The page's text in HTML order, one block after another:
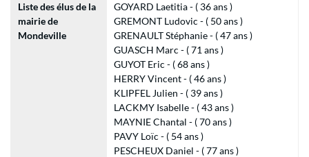
Liste des élus de la
mairie de
Mondeville
GOYARD Laetitia - ( 36 ans )
GREMONT Ludovic - ( 50 ans )
GRENAULT Stéphanie - ( 47 ans )
GUASCH Marc - ( 71 ans )
GUYOT Eric - ( 68 ans )
HERRY Vincent - ( 46 ans )
KLIPFEL Julien - ( 39 ans )
LACKMY Isabelle - ( 43 ans )
MAYNIE Chantal - ( 70 ans )
PAVY Loïc - ( 54 ans )
PESCHEUX Daniel - ( 77 ans )